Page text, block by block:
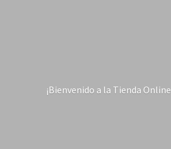
¡Bienvenido a la Tienda Online